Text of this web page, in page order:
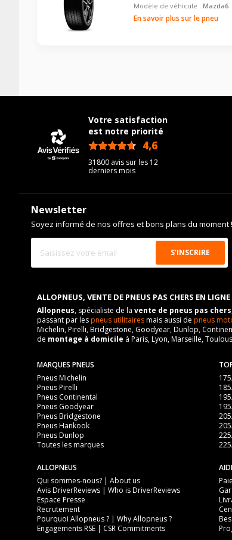
Modèle de véhicule : Mazda6
En savoir plus sur le pneu
Votre satisfaction
est notre priorité
4,6
31800 avis sur les 12
derniers mois
Newsletter
Soyez informé de nos offres et bons plans du moment !
ALLOPNEUS, VENTE DE PNEUS PAS CHERS EN LIGNE
Allopneus, spécialiste de la vente de pneus pas chers
passant par lespneus utilitairesmais aussi de pneus
Michelin, Pirelli, Bridgestone, Goodyear, Dunlop,
de montage à domicile à Paris, Lyon, Marseille,
MARQUES PNEUS
Pneus Michelin
Pneus Pirelli
Pneus Continental
Pneus Goodyear
Pneus Bridgestone
Pneus Hankook
Pneus Dunlop
Toutes les marques
ALLOPNEUS
Qui sommes-nous? | About us
Avis DriverReviews | Who is DriverReviews
Espace Presse
Recrutement
Pourquoi Allopneus ? | Why Allopneus ?
Engagements RSE | CSR Commitments